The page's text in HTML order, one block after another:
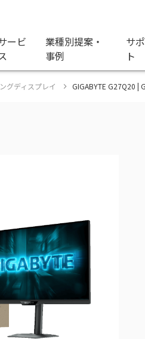
ービ
業種別提案・
事例
サ
ト
グディスプレイ GIGABYTE G27Q20 |